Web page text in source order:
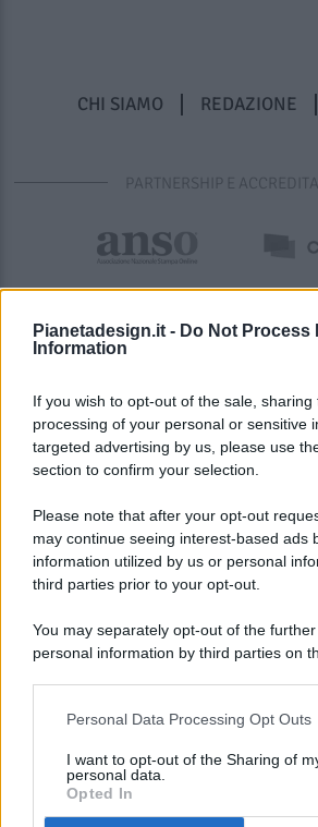
Pianetadesign.it - Do Not Process
Information
If you wish to opt-out of the sale,
processing of your personal or sensitive
targeted advertising by us, please use
section to confirm your selection.
Please note that after your opt-out
may continue seeing interest-based ads
information utilized by us or personal
third parties prior to your opt-out.
You may separately opt-out of the
personal information by third parties on
This information may also be disclosed
disclose it to other third parties.
Personal Data Processing Opt Outs
I want to opt-out of the Sharing of
personal data.
Opted In
CHI SIAMO REDAZIONE
PARTNERSHIP E
© 2026 - Pianeta Design - P.IVA
Registrata Al Tribunale Di Nocera
ISCRIZIONE AL ROC N. 35792 –
(ASSOCIAZIONE NAZIONALE
PREFERENZE PRIVACY